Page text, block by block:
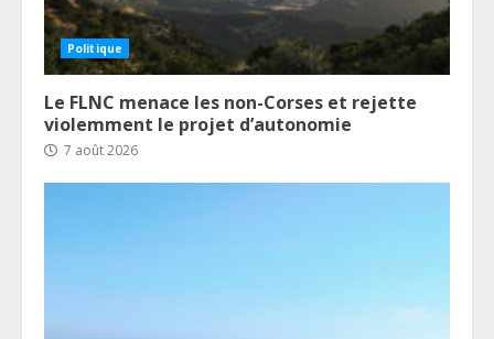
Politique
Le FLNC menace les non-Corses et rejette
violemment le projet d’autonomie
7 août 2026